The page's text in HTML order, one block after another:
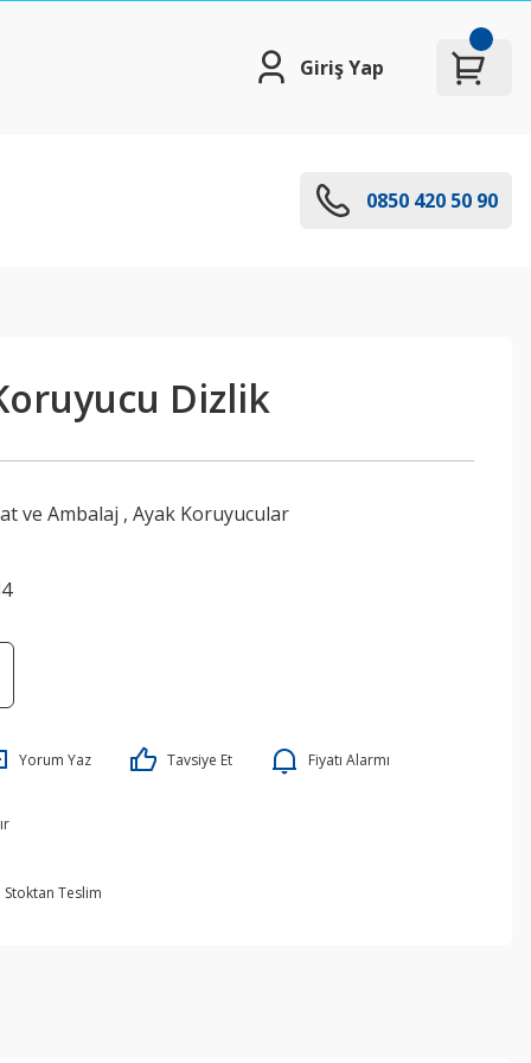
Giriş Yap
0850 420 50 90
Dizlik
ve Ambalaj ,Ayak Koruyucular
Yorum Yaz Tavsiye Et Fiyatı Alarmı
Stoktan Teslim